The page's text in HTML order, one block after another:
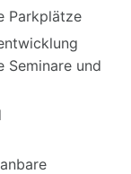
Parkplätze
Seminare und